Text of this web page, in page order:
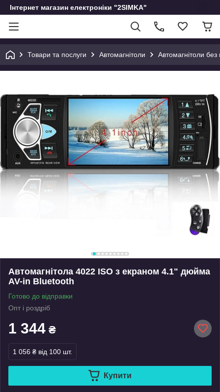
Інтернет магазин електроніки "2SIMKA"
Товари та послуги Автомагнітоли Автомагнітоли
Автомагнітола 4022 ISO з екраном 4.1" дюйма
AV-in Bluetooth
Готово до відправки
Опт і роздріб
1 344 ₴
1 056 ₴ від 100 шт.
Купити